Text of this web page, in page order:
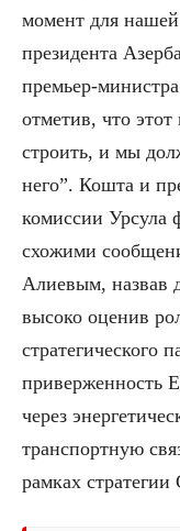
момент для
президента
премьер-
отметив, что
строить, и мы
него”. Кошта и
комиссии Урсула
схожими
Алиевым, назвав
высоко оценив
стратегического
приверженность
через
транспортную
рамках